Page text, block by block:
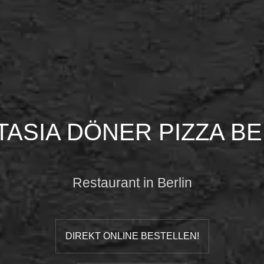
DÖNER PIZZA
Restaurant in Berlin
DIREKT ONLINE BESTELLEN!